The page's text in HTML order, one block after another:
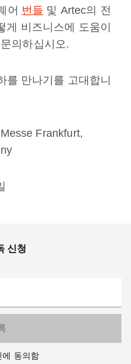
어 번들 및 Artec의 전
비즈니스에 도움이
의하십시오.
를 만나기를 고대합니
Frankfurt,
신청
동의함